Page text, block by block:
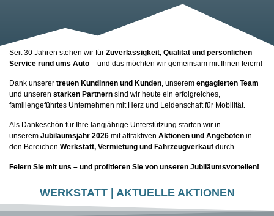
Seit 30 Jahren stehen wir für Zuverlässigkeit, Qualität und persönlichen
Service rund ums Auto – und das möchten wir gemeinsam mit Ihnen feiern!
Dank unserer treuen Kundinnen und Kunden, unserem engagierten Team
und unseren starken Partnern sind wir heute ein erfolgreiches,
familiengeführtes Unternehmen mit Herz und Leidenschaft für Mobilität.
Als Dankeschön für Ihre langjährige Unterstützung starten wir in
unserem Jubiläumsjahr 2026 mit attraktiven Aktionen und Angeboten in
den Bereichen Werkstatt, Vermietung und Fahrzeugverkauf durch.
Feiern Sie mit uns – und profitieren Sie von unseren Jubiläumsvorteilen!
WERKSTATT | AKTUELLE AKTIONEN